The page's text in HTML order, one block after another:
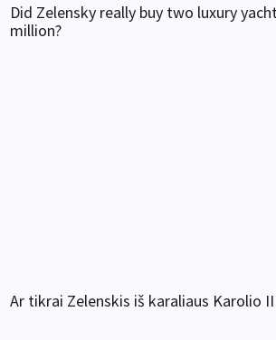
Did Zelensky really buy two luxury
million?
Ar tikrai Zelenskis iš karaliaus Karolio